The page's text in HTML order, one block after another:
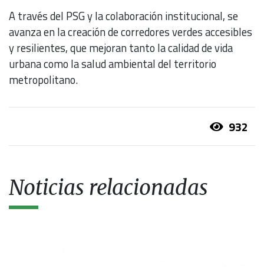
A través del PSG y la colaboración institucional, se
avanza en la creación de corredores verdes accesibles
y resilientes, que mejoran tanto la calidad de vida
urbana como la salud ambiental del territorio
metropolitano.
932
Noticias relacionadas